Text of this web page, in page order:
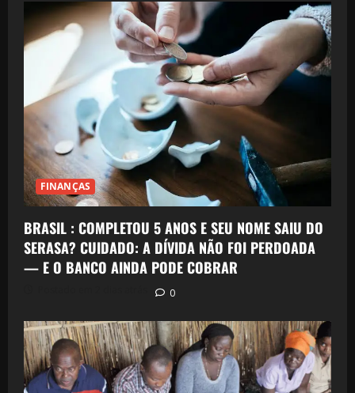
FINANÇAS
BRASIL : COMPLETOU 5 ANOS E SEU NOME SAIU DO
SERASA? CUIDADO: A DÍVIDA NÃO FOI PERDOADA
— E O BANCO AINDA PODE COBRAR
0